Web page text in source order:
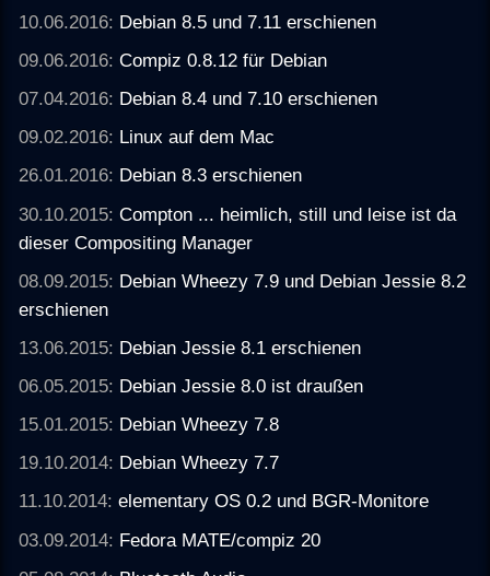
10.06.2016: Debian 8.5 und 7.11 erschienen
09.06.2016:Compiz 0.8.12 für Debian
07.04.2016: Debian 8.4 und 7.10 erschienen
09.02.2016: Linux auf dem Mac
26.01.2016: Debian 8.3 erschienen
30.10.2015:Compton ... heimlich, still und leise ist da
dieser Compositing Manager
08.09.2015: Debian Wheezy 7.9 und Debian Jessie 8.2
erschienen
13.06.2015: Debian Jessie 8.1 erschienen
06.05.2015: Debian Jessie 8.0 ist draußen
15.01.2015: Debian Wheezy 7.8
19.10.2014: Debian Wheezy 7.7
11.10.2014:elementary OS 0.2 und BGR-Monitore
03.09.2014: Fedora MATE/compiz 20